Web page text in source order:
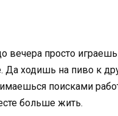
вечера просто
Да ходишь на пиво к
поисками
больше жить.